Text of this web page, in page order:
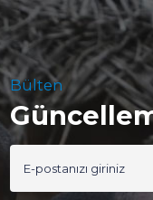
Bülten